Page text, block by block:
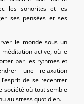
les sonorités et les
ses pensées et ses
le monde sous un
active, où le
par les rythmes et
une relaxation
de se recentrer
société où tout semble
au stress quotidien.